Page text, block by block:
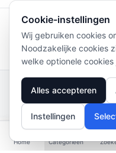
4,9/5
Privacy Policy Terms of Service
Beoordelingen
© 2026
Cookie-instellingen
Wij gebruiken cookies
Noodzakelijke cookies
welke optionele
Alles accepteren
Instellingen
Home Categorieën